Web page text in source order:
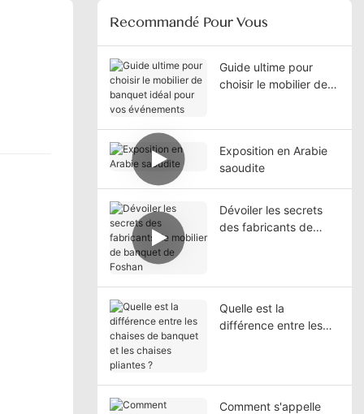
Recommandé Pour Vous
Guide ultime pour
choisir le mobilier de
Exposition en Arabie
saoudite
Dévoiler les secrets
des fabricants de
Quelle est la
différence entre les
Comment s'appelle